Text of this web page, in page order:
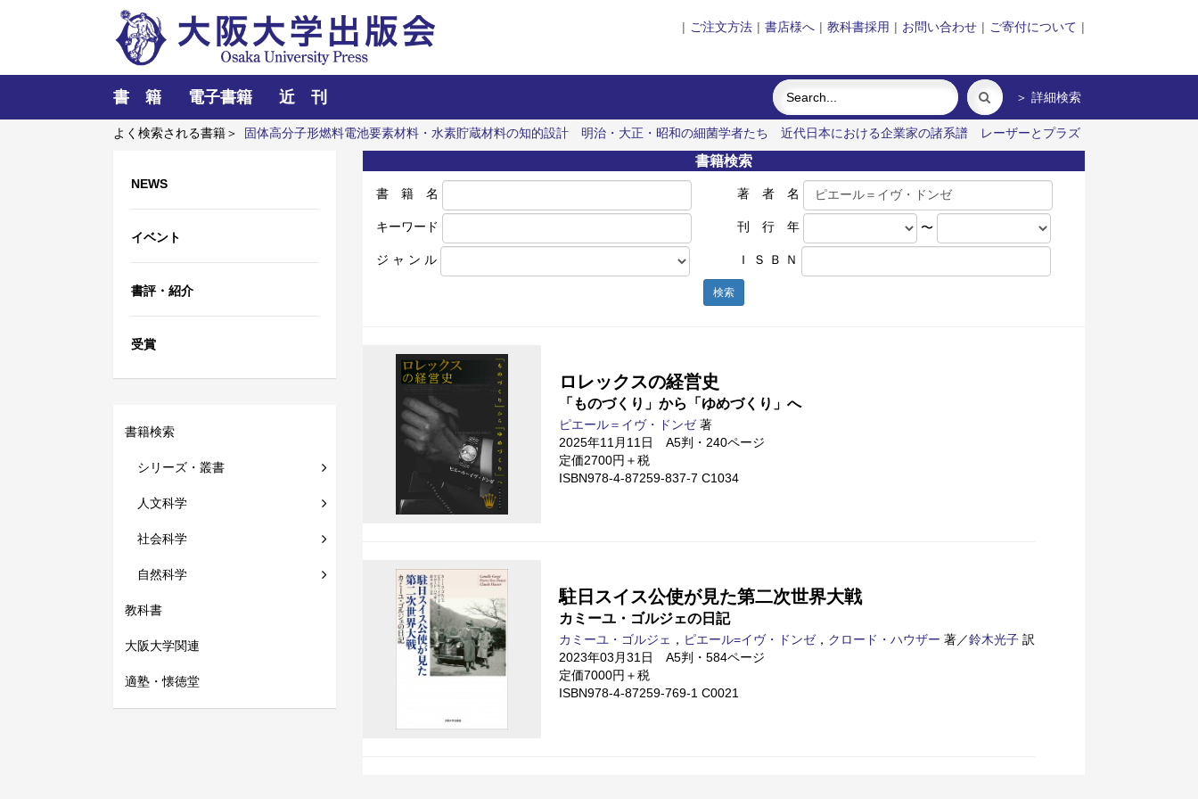
| ご注文方法 | 書店様へ | 教科書採用 | お問い合わせ | ご寄付について |
書 籍 電子書籍 近 刊 ＞ 詳細検索
よく検索される書籍＞ 固体高分子形燃料電池要素材料・水素貯蔵材料の知的設計 明治・大正・昭和の細菌学者たち 近代日本における企業家の諸系譜
レーザーとプラズ
震災に臨む
NEWS
イベント
書評・紹介
受賞
書籍検索
シリーズ・叢書
人文科学
社会科学
自然科学
教科書
大阪大学関連
適塾・懐徳堂
書籍検索
書 籍 名 著 者 名
キーワード 刊 行 年 〜
ジ ャ ン ル Ｉ Ｓ Ｂ Ｎ
検索
ロレックスの経営史
「ものづくり」から「ゆめづくり」へ
ピエール＝イヴ・ドンゼ著
2025年11月11日 A5判・240ページ
定価2700円＋税
ISBN978-4-87259-837-7 C1034
駐日スイス公使が見た第二次世界大戦
カミーユ・ゴルジェの日記
カミーユ・ゴルジェ ， ピエール=イヴ・ドンゼ， クロード・ハウザー 著／鈴木光子 訳
2023年03月31日 A5判・584ページ
定価7000円＋税
ISBN978-4-87259-769-1 C0021